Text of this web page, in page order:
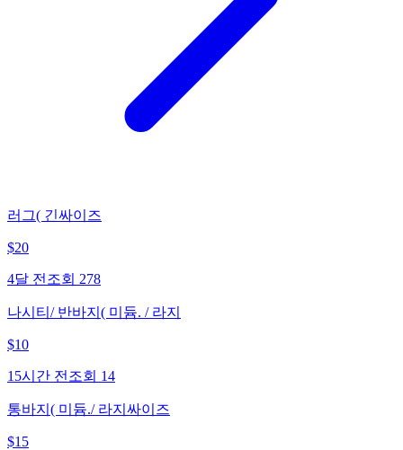
러그( 긴싸이즈
$20
4달 전 조회 278
나시티/ 반바지( 미듐. / 라지
$10
15시간 전 조회 14
통바지( 미듐./ 라지싸이즈
$15